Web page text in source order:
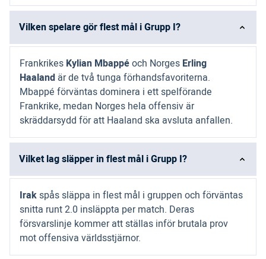
Vilken spelare gör flest mål i Grupp I?
Frankrikes Kylian Mbappéoch Norges Erling
Haaland är de två tunga förhandsfavoriterna.
Mbappé förväntas dominera i ett spelförande
Frankrike, medan Norges hela offensiv är
skräddarsydd för att Haaland ska avsluta anfallen.
Vilket lag släpper in flest mål i Grupp I?
Irakspås släppa in flest mål i gruppen och förväntas
snitta runt 2.0 insläppta per match. Deras
försvarslinje kommer att ställas inför brutala prov
mot offensiva världsstjärnor.